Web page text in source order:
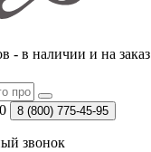
- в наличии и на заказ
8 (800) 775-45-95
звонок